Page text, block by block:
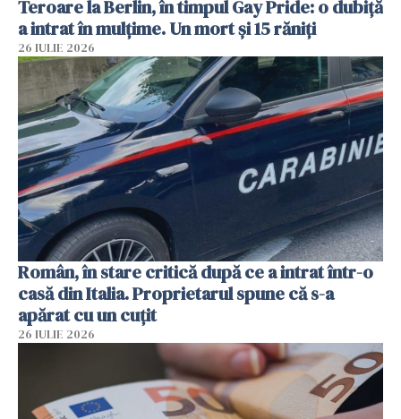
Teroare la Berlin, în timpul Gay Pride: o dubiță
a intrat în mulțime. Un mort și 15 răniți
26 IULIE 2026
Român, în stare critică după ce a intrat într-o
casă din Italia. Proprietarul spune că s-a
apărat cu un cuțit
26 IULIE 2026